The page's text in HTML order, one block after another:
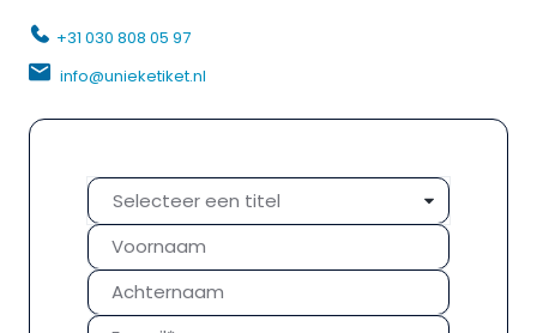
+31 030 808 05 97
info@unieketiket.nl